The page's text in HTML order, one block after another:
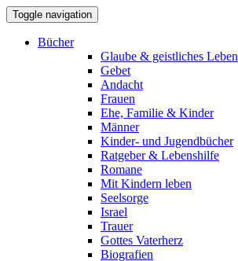
Toggle navigation
Bücher
Glaube & geistliches Leben
Gebet
Andacht
Frauen
Ehe, Familie & Kinder
Männer
Kinder- und Jugendbücher
Ratgeber & Lebenshilfe
Romane
Mit Kindern leben
Seelsorge
Israel
Trauer
Gottes Vaterherz
Biografien